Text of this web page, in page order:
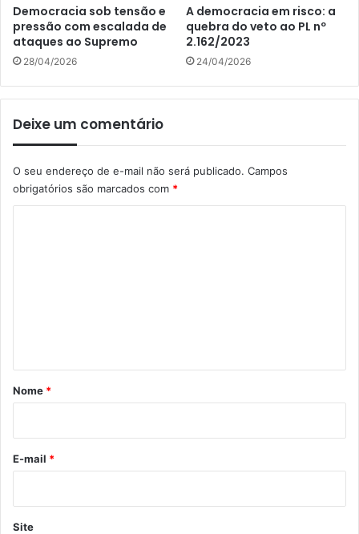
Democracia sob tensão e
pressão com escalada de
ataques ao Supremo
28/04/2026
A democracia em risco: a
quebra do veto ao PL nº
2.162/2023
24/04/2026
Deixe um comentário
O seu endereço de e-mail não será publicado. Campos
obrigatórios são marcados com *
r
*
Nome *
E-mail *
Site